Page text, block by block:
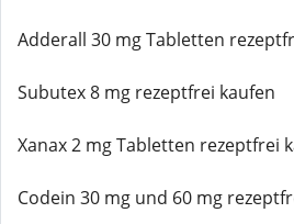
Adderall 30 mg Tabletten
Subutex 8 mg rezeptfrei kaufen
Xanax 2 mg Tabletten rezeptfrei
Codein 30 mg und 60 mg